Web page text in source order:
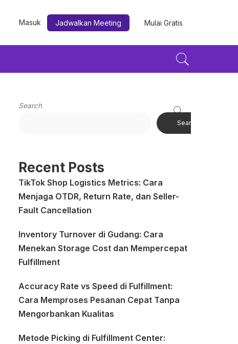
Masuk Jadwalkan Meeting Mulai Gratis
Search
Search
Recent Posts
TikTok Shop Logistics Metrics: Cara
Menjaga OTDR, Return Rate, dan Seller-
Fault Cancellation
Inventory Turnover di Gudang: Cara
Menekan Storage Cost dan Mempercepat
Fulfillment
Accuracy Rate vs Speed di Fulfillment:
Cara Memproses Pesanan Cepat Tanpa
Mengorbankan Kualitas
Metode Picking di Fulfillment Center: